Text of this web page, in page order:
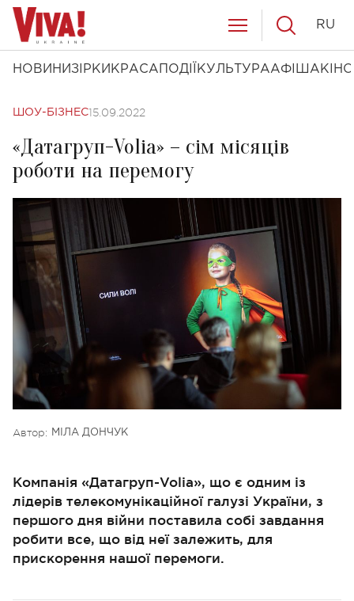
НОВИНИ ЗІРКИ КРАСА ПОДІЇ КУЛЬТУРААФІША КІНО
RU
ШОУ-БІЗНЕС15.09.2022
«Датагруп-Volia» – сім місяців
роботи на перемогу
Автор: МІЛА ДОНЧУК
Компанія «Датагруп-Volia», що є одним із
лідерів телекомунікаційної галузі України, з
першого дня війни поставила собі завдання
робити все, що від неї залежить, для
прискорення нашої перемоги.